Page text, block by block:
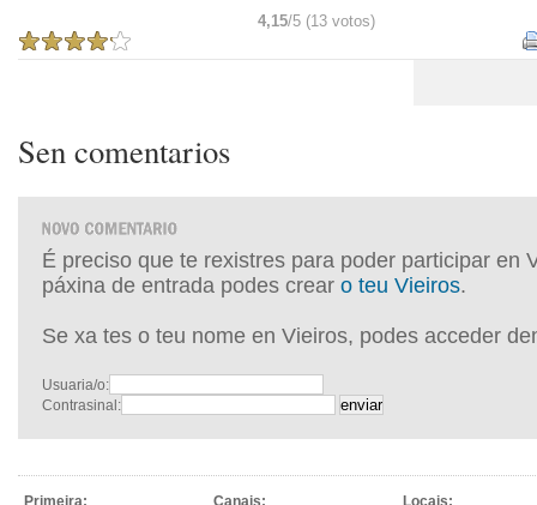
4,15/5 (13 votos)
Sen comentarios
É preciso que te rexistres para poder participar en
páxina de entrada podes crear o teu Vieiros.
Se xa tes o teu nome en Vieiros, podes acceder
Usuaria/o:
Contrasinal:
Primeira: Canais: Locais: